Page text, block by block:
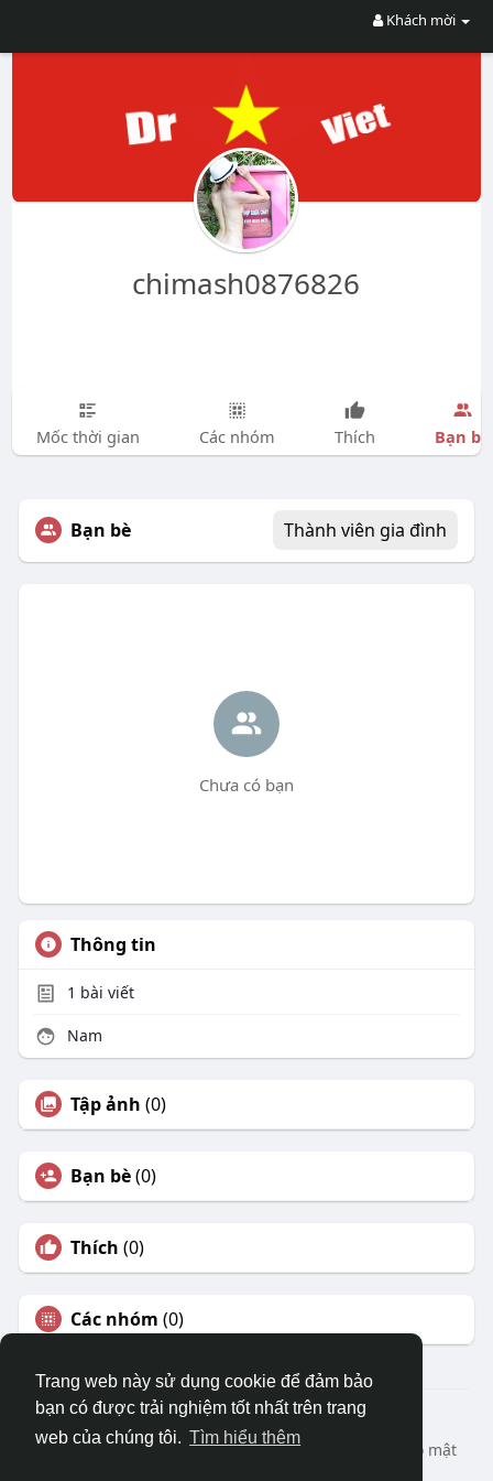
Trang web này sử dụng cookie để đảm bảo
bạn có được trải nghiệm tốt nhất trên trang
web của chúng tôi. Tìm hiểu thêm
Khách mời
chimash0876826
Mốc thời gian Các nhóm Thích Bạn bè
Bạn bè Thành viên gia đình
Chưa có bạn
Thông tin
1 bài viết
Nam
Tập ảnh (0)
Bạn bè(0)
Thích (0)
Các nhóm (0)
© 2026 DRVIET.COM
Nhà
Bao Quát Liên hệ chúng tôi
Chính sách bảo mật